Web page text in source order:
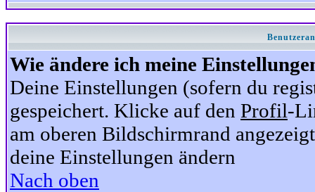
Wie ändere ich meine
Deine Einstellungen (sofern du
gespeichert. Klicke auf den Profil-
am oberen Bildschirmrand
deine Einstellungen ändern
Nach oben